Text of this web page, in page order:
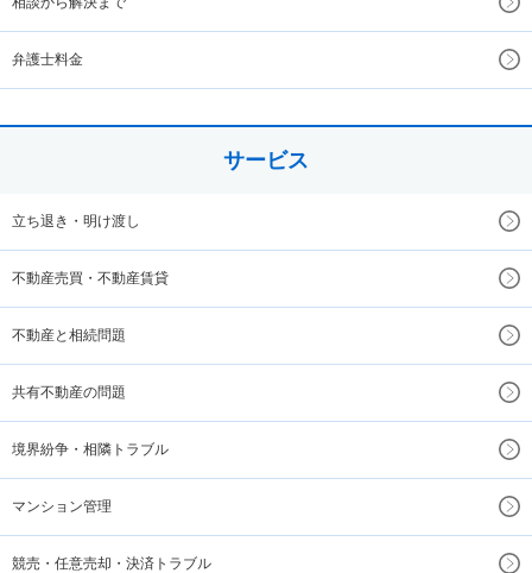
弁護士料金
サービス
立ち退き・明け渡し
不動産売買・不動産賃貸
不動産と相続問題
共有不動産の問題
境界紛争・相隣トラブル
マンション管理
競売・任意売却・決済トラブル